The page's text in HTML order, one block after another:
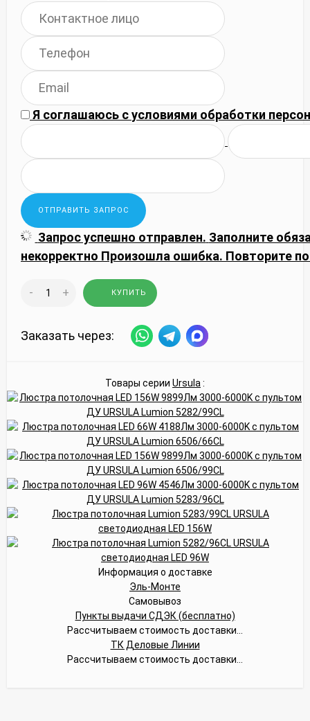
Я соглашаюсь сусловиями обработки
Запрос успешно отправлен. Заполните
некорректно Произошла ошибка. Повторите
- + КУПИТЬ
Заказать через:
Товары серии Ursula :
Информация о доставке
Эль-Монте
Самовывоз
Пункты выдачи СДЭК (бесплатно)
Рассчитываем стоимость доставки...
ТК Деловые Линии
Рассчитываем стоимость доставки...